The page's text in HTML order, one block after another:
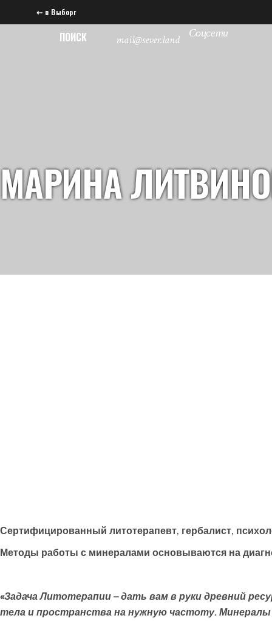
⇠ в Выборг
ПОИСК mail@sever.land Соцсети
МАРИНА
Сертифицированный литотерапевт, гербалист,
Методы работы с минералами основываются на
«Задача Литотерапии – дать вам в руки древний
тела и пространства на нужную частоту.